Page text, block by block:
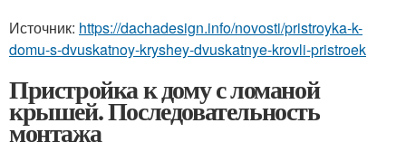
Источник: https://dachadesign.info/novosti/pristroyka-k-
domu-s-dvuskatnoy-kryshey-dvuskatnye-krovli-pristroek
Пристройка к дому с ломаной
крышей. Последовательность
монтажа